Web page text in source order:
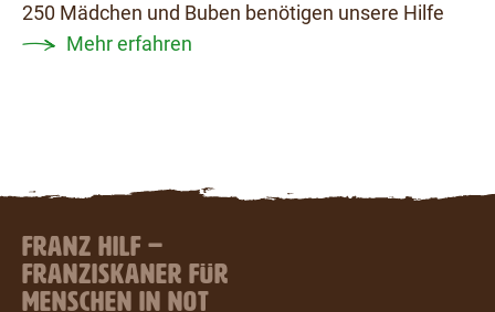
250 Mädchen und Buben benötigen unsere Hilfe
Mehr erfahren
FRANZ HILF –
FRANZISKANER FÜR
MENSCHEN IN NOT